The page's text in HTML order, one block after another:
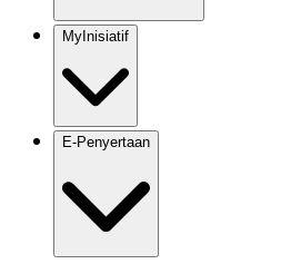
MyInisiatif
E-Penyertaan